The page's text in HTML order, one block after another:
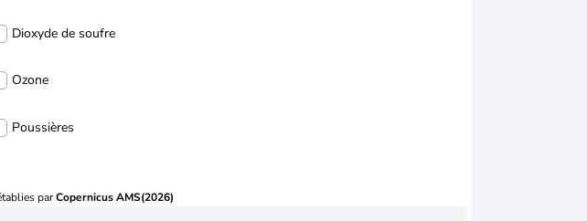
Dioxyde de soufre
Ozone
Poussières
parCopernicus AMS(2026)